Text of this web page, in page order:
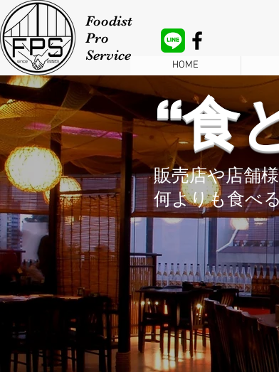
Foodist
Pro
Service
HOME
​“食
販売店や店舗
何よりも食べ